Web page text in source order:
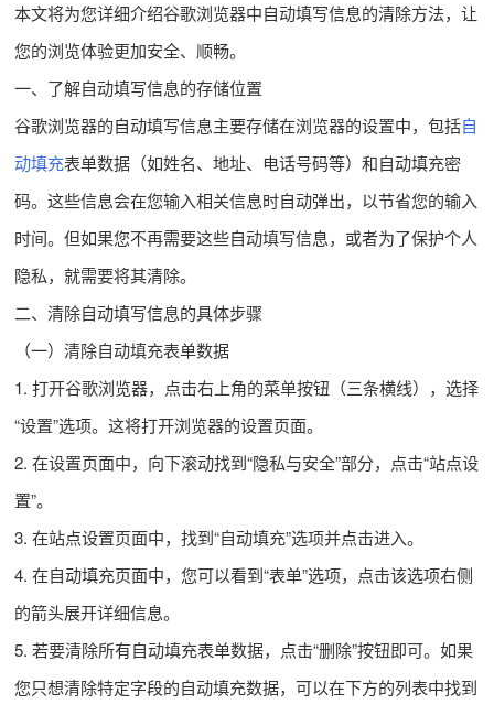
本文将为您详细介绍谷歌浏览器中自动填写信息的清除方法，让
您的浏览体验更加安全、顺畅。
一、了解自动填写信息的存储位置
谷歌浏览器的自动填写信息主要存储在浏览器的设置中，包括自
动填充表单数据（如姓名、地址、电话号码等）和自动填充密
码。这些信息会在您输入相关信息时自动弹出，以节省您的输入
时间。但如果您不再需要这些自动填写信息，或者为了保护个人
隐私，就需要将其清除。
二、清除自动填写信息的具体步骤
（一）清除自动填充表单数据
1. 打开谷歌浏览器，点击右上角的菜单按钮（三条横线），选择
“设置”选项。这将打开浏览器的设置页面。
2. 在设置页面中，向下滚动找到“隐私与安全”部分，点击“站点设
置”。
3. 在站点设置页面中，找到“自动填充”选项并点击进入。
4. 在自动填充页面中，您可以看到“表单”选项，点击该选项右侧
的箭头展开详细信息。
5. 若要清除所有自动填充表单数据，点击“删除”按钮即可。如果
您只想清除特定字段的自动填充数据，可以在下方的列表中找到